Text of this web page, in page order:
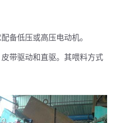
备低压或高压电动机。
带驱动和直驱。其喂料方式